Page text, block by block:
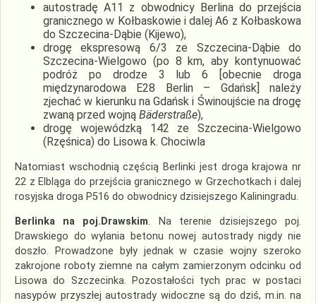
autostradę A11 z obwodnicy Berlina do przejścia
granicznego w Kołbaskowie i dalej A6 z Kołbaskowa
do Szczecina-Dąbie (Kijewo),
drogę ekspresową 6/3 ze Szczecina-Dąbie do
Szczecina-Wielgowo (po 8 km, aby kontynuować
podróż po drodze 3 lub 6 [obecnie droga
międzynarodowa E28 Berlin – Gdańsk] należy
zjechać w kierunku na Gdańsk i Świnoujście na drogę
zwaną przed wojną Bäderstraße),
drogę wojewódzką 142 ze Szczecina-Wielgowo
(Rzęśnica) do Lisowa k. Chociwla
Natomiast wschodnią częścią Berlinki jest droga krajowa nr
22 z Elbląga do przejścia granicznego w Grzechotkach i dalej
rosyjska droga P516 do obwodnicy dzisiejszego Kaliningradu.
Berlinka na poj.Drawskim. Na terenie dzisiejszego poj.
Drawskiego do wylania betonu nowej autostrady nigdy nie
doszło. Prowadzone były jednak w czasie wojny szeroko
zakrojone roboty ziemne na całym zamierzonym odcinku od
Lisowa do Szczecinka. Pozostałości tych prac w postaci
nasypów przyszłej autostrady widoczne są do dziś, m.in. na